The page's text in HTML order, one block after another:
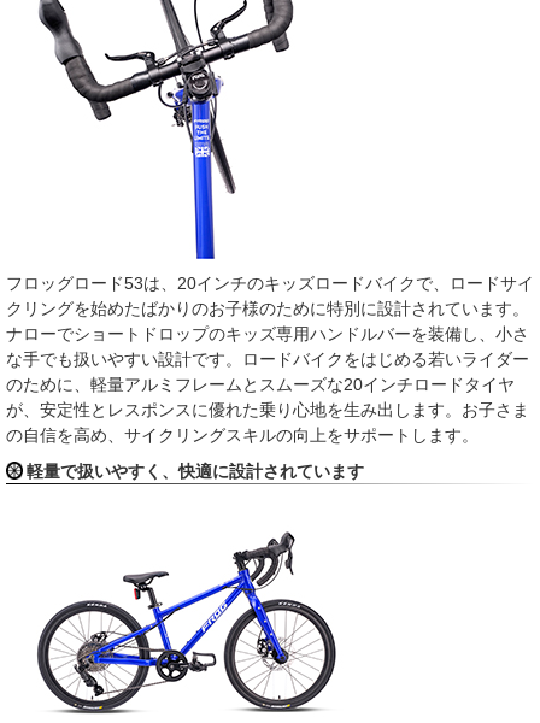
フロッグロード53は、20インチのキッズロードバイクで、ロードサイ
クリングを始めたばかりのお子様のために特別に設計されています。
ナローでショートドロップのキッズ専用ハンドルバーを装備し、小さ
な手でも扱いやすい設計です。ロードバイクをはじめる若いライダー
のために、軽量アルミフレームとスムーズな20インチロードタイヤ
が、安定性とレスポンスに優れた乗り心地を生み出します。お子さま
の自信を高め、サイクリングスキルの向上をサポートします。
軽量で扱いやすく、快適に設計されています